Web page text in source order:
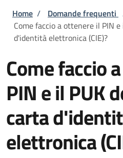
Briciole di pane
Home / Domande frequenti
Come faccio a ottenere il PIN
d'identità elettronica (CIE)?
Come faccio
PIN e il PUK
carta
elettronica